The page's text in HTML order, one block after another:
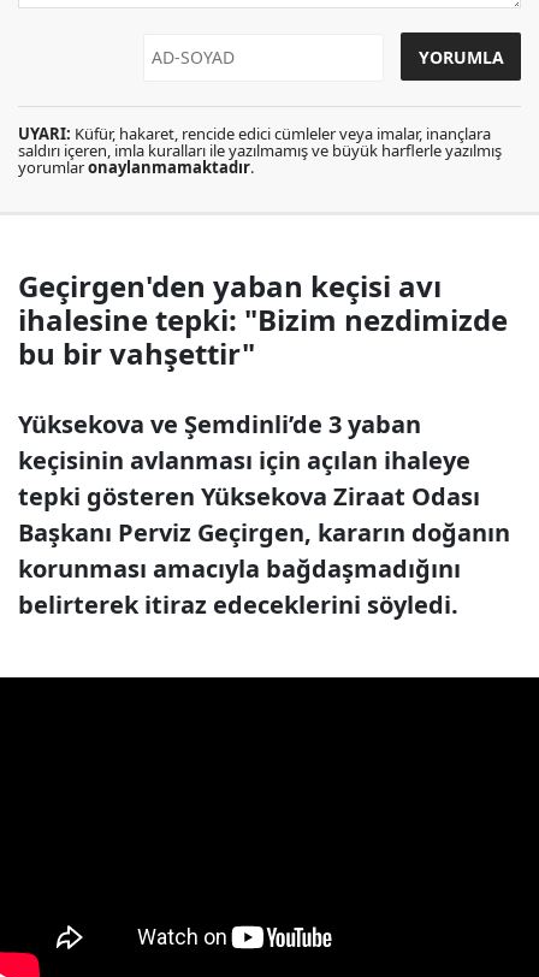
UYARI: Küfür, hakaret, rencide edici cümleler veya imalar, inançlara
saldırı içeren, imla kuralları ile yazılmamış ve büyük harflerle yazılmış
yorumlaronaylanmamaktadır.
Geçirgen'den yaban keçisi avı
ihalesine tepki: "Bizim nezdimizde
bu bir vahşettir"
Yüksekova ve Şemdinli’de 3 yaban
keçisinin avlanması için açılan ihaleye
tepki gösteren Yüksekova Ziraat Odası
Başkanı Perviz Geçirgen, kararın doğanın
korunması amacıyla bağdaşmadığını
belirterek itiraz edeceklerini söyledi.